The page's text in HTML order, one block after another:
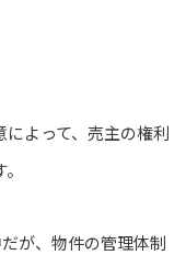
よって、売主の権利
が、物件の管理体制